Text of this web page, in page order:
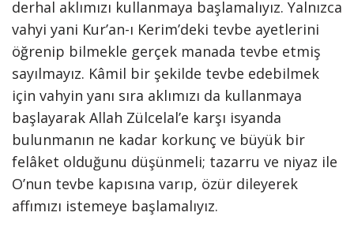
derhal aklımızı kullanmaya başlamalıyız. Yalnızca
vahyi yani Kur’an-ı Kerim’deki tevbe ayetlerini
öğrenip bilmekle gerçek manada tevbe etmiş
sayılmayız. Kâmil bir şekilde tevbe edebilmek
için vahyin yanı sıra aklımızı da kullanmaya
başlayarak Allah Zülcelal’e karşı isyanda
bulunmanın ne kadar korkunç ve büyük bir
felâket olduğunu düşünmeli; tazarru ve niyaz ile
O’nun tevbe kapısına varıp, özür dileyerek
affımızı istemeye başlamalıyız.